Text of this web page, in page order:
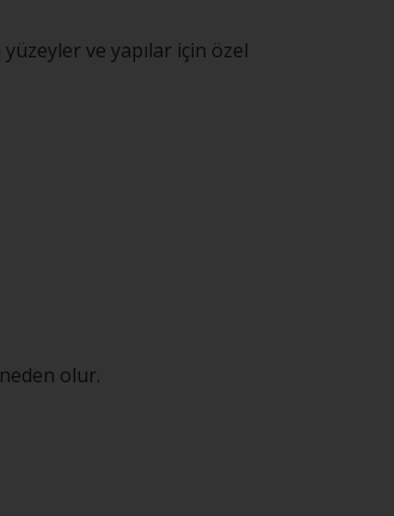
ve yapılar için özel
olur.